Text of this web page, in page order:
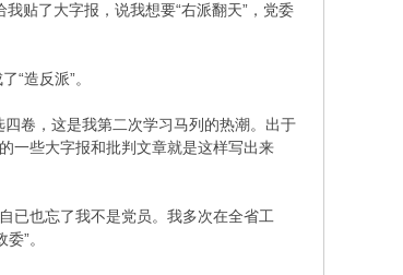
贴了大字报，说我想要“右派翻天”，党委
造反派”。
卷，这是我第二次学习马列的热潮。出于
一些大字报和批判文章就是这样写出来
也忘了我不是党员。我多次在全省工
”。